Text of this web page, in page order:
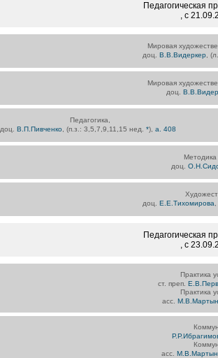
Педагогическая
, с
Мировая
доц. В.В.Видеркер ,
Мировая
доц.
Педагогика,
доц. В.П.Пивченко , (п.з.: 3,5,7,9,11,15 нед. *), а. 408
Методика
доц.
доц. Е.Е.Тихомирова
Педагогическая
, с
Практика
ст. преп.
Практика
асс.
асс.